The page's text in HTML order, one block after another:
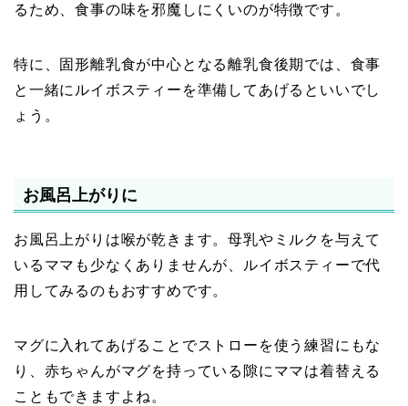
るため、食事の味を邪魔しにくいのが特徴です。
特に、固形離乳食が中心となる離乳食後期では、食事
と一緒にルイボスティーを準備してあげるといいでし
ょう。
お風呂上がりに
お風呂上がりは喉が乾きます。母乳やミルクを与えて
いるママも少なくありませんが、ルイボスティーで代
用してみるのもおすすめです。
マグに入れてあげることでストローを使う練習にもな
り、赤ちゃんがマグを持っている隙にママは着替える
こともできますよね。